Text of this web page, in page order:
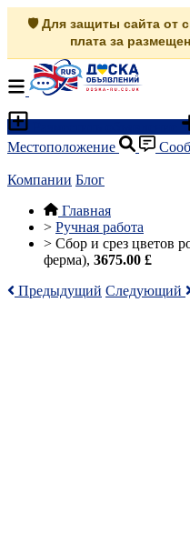
🛡️ Для защиты сайта от
плата за
Местоположение
Компании Блог
Главная
> Ручная работа
> Сбор и срез цветов
ферма), 3675.00 £
Предыдущий Следующий